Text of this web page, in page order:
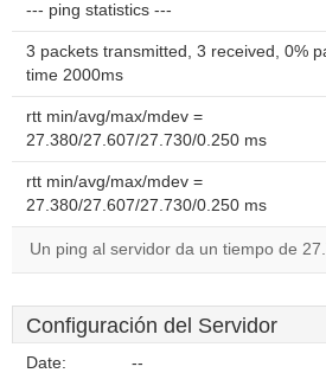
--- ping statistics ---
3 packets transmitted, 3 received, 0%
time 2000ms
rtt min/avg/max/mdev =
27.380/27.607/27.730/0.250 ms
rtt min/avg/max/mdev =
27.380/27.607/27.730/0.250 ms
Un ping al servidor da un tiempo de
Configuración del Servidor
Date: --